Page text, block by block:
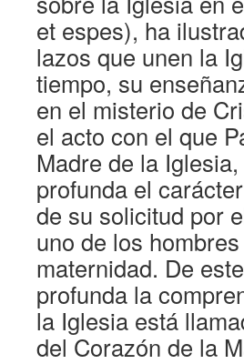
et espes), ha
lazos que unen la
tiempo, su
en el misterio de
el acto con el que
Madre de la
profunda el
de su solicitud por
uno de los
maternidad. De
profunda la
la Iglesia está
del Corazón de la